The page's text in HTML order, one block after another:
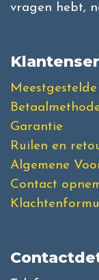
vragen hebt,
Garantie
Ruilen en
Algemene
Contact